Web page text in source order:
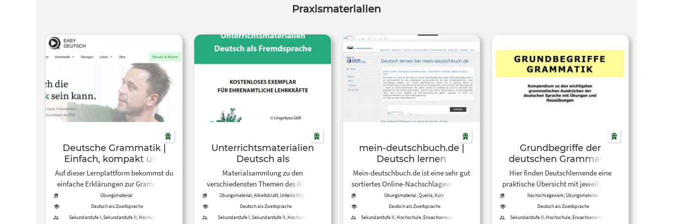
Praxismaterialien
Deutsche Grammatik |
Einfach, kompakt und
übersichtlich |
EasyGerman
Auf dieser Lernplattform bekommst du
einfache Erklärungen zur Grammatik
der deutschen Sprache und kannst
Übungen dazu als PDF herunterladen.
Übungsmaterial
Deutsch als Zweitsprache
Sekundarstufe I, Sekundarstufe II, Hochschule,
Unterrichtsmaterialien
Deutsch als
Fremdsprache
Materialsammlung zu den
verschiedensten Themen des Alltags
(A1-A2). Zu beachten ist: Es handelt
sich bei dieser Materialsammlung,
nicht um einen kompletten
Übungsmaterial, Arbeitsblatt, Unterrichtsplan
Deutsch als Zweitsprache
Sekundarstufe I, Sekundarstufe II, Hochschule,
mein-deutschbuch.de |
Deutsch lernen
Mein-deutschbuch.de ist eine sehr gut
sortiertes Online-Nachschlagewerk zur
der deutschen Grammatik.
Nebenanschaulichen Erklärungen,
gibt es Online-Übungsmaterialien, die
Übungsmaterial, Quelle, Kurs
Deutsch als Zweitsprache
Sekundarstufe II, Hochschule, Erwachsenenbildung,
Grundbegriffe der
deutschen Grammatik
Hier finden Deutschlernende eine
praktische Übersicht mit jeweils einer
Übung zu den wichtigsten
grammatischen Ausdrücken der
deutschen Sprache. Das Kompendium
Nachschlagewerk, Übungsmaterial
Deutsch als Zweitsprache
Sekundarstufe II, Hochschule, Erwachsenenbildung